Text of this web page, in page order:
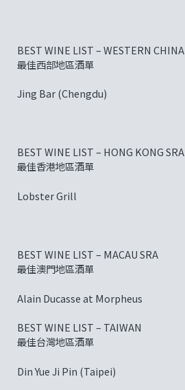
BEST WINE LIST – WESTERN CHINA
最佳西部地區酒單
Jing Bar (Chengdu)
BEST WINE LIST – HONG KONG SRA
最佳香港地區酒單
Lobster Grill
BEST WINE LIST – MACAU SRA
最佳澳門地區酒單
Alain Ducasse at Morpheus
BEST WINE LIST – TAIWAN
最佳台灣地區酒單
Din Yue Ji Pin (Taipei)